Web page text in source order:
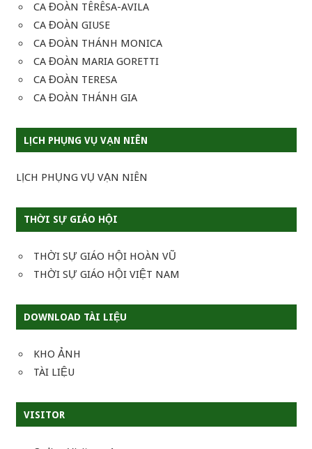
CA ĐOÀN TÊRÊSA-AVILA
CA ĐOÀN GIUSE
CA ĐOÀN THÁNH MONICA
CA ĐOÀN MARIA GORETTI
CA ĐOÀN TERESA
CA ĐOÀN THÁNH GIA
LỊCH PHỤNG VỤ VẠN NIÊN
LỊCH PHỤNG VỤ VẠN NIÊN
THỜI SỰ GIÁO HỘI
THỜI SỰ GIÁO HỘI HOÀN VŨ
THỜI SỰ GIÁO HỘI VIỆT NAM
DOWNLOAD TÀI LIỆU
KHO ẢNH
TÀI LIỆU
VISITOR